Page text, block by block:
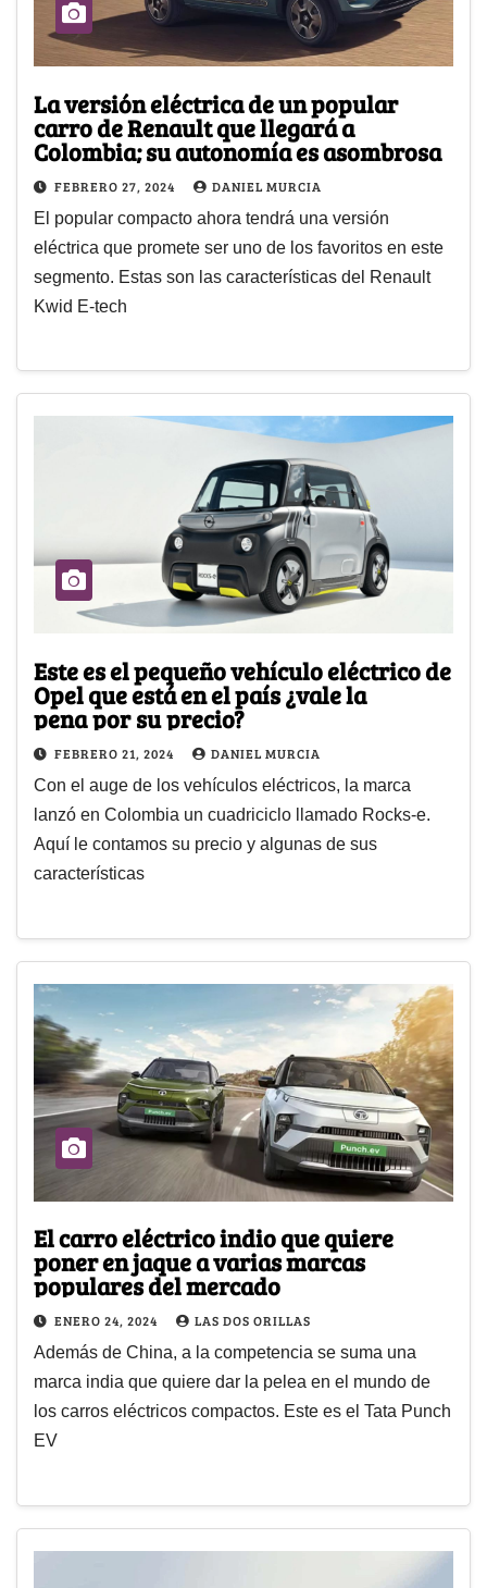
La versión eléctrica de un popular
carro de Renault que llegará a
Colombia; su autonomía es asombrosa
FEBRERO 27, 2024 DANIEL MURCIA
El popular compacto ahora tendrá una versión
eléctrica que promete ser uno de los favoritos en este
segmento. Estas son las características del Renault
Kwid E-tech
Este es el pequeño vehículo eléctrico de
Opel que está en el país ¿vale la
pena por su precio?
FEBRERO 21, 2024 DANIEL MURCIA
Con el auge de los vehículos eléctricos, la marca
lanzó en Colombia un cuadriciclo llamado Rocks-e.
Aquí le contamos su precio y algunas de sus
características
El carro eléctrico indio que quiere
poner en jaque a varias marcas
populares del mercado
ENERO 24, 2024 LAS DOS ORILLAS
Además de China, a la competencia se suma una
marca india que quiere dar la pelea en el mundo de
los carros eléctricos compactos. Este es el Tata Punch
EV